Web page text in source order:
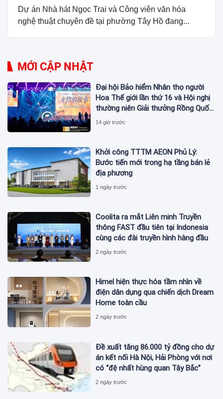
Dự án Nhà hát Ngọc Trai và Công viên văn hóa
nghệ thuật chuyên đề tại phường Tây Hồ đang...
MỚI CẬP NHẬT
Đại hội Bảo hiểm Nhân thọ người
Hoa Thế giới lần thứ 16 và Hội nghị
thường niên Giải thưởng Rồng Quốc
tế (IDA) 2026 được tổ chức trọng
14 giờ trước
Khởi công TTTM AEON Phủ Lý:
Bước tiến mới trong hạ tầng bán lẻ
địa phương
1 ngày trước
Coolita ra mắt Liên minh Truyền
thông FAST đầu tiên tại Indonesia
cùng các đài truyền hình hàng đầu
2 ngày trước
Himel hiện thực hóa tầm nhìn về
điện dân dụng qua chiến dịch Dream
Home toàn cầu
2 ngày trước
Đề xuất tăng 86.000 tỷ đồng cho dự
án kết nối Hà Nội, Hải Phòng với nơi
có “đệ nhất hùng quan Tây Bắc”
2 ngày trước